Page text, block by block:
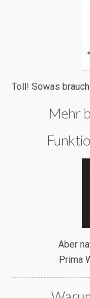
Toll! Sowas
Mehr
Aber
Prima